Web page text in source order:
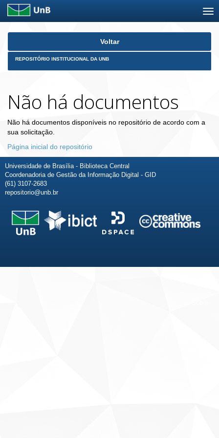
Skip
Voltar
REPOSITÓRIO INSTITUCIONAL DA UNB
Não há documentos
Não há documentos disponíveis no repositório de acordo com a
sua solicitação.
Página inicial do repositório
Universidade de Brasília - Biblioteca Central
Coordenadoria de Gestão da Informação Digital - GID
(61) 3107-2683
repositorio@unb.br